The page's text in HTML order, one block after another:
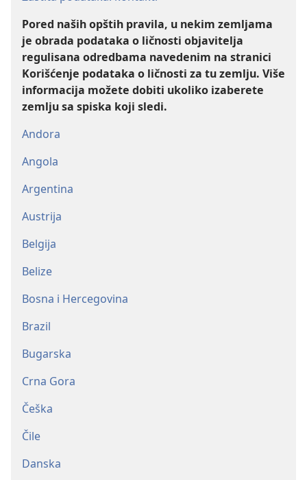
Pored naših opštih pravila, u nekim zemljama
je obrada podataka o ličnosti objavitelja
regulisana odredbama navedenim na stranici
Korišćenje podataka o ličnosti za tu zemlju. Više
informacija možete dobiti ukoliko izaberete
zemlju sa spiska koji sledi.
Andora
Angola
Argentina
Austrija
Belgija
Belize
Bosna i Hercegovina
Brazil
Bugarska
Crna Gora
Češka
Čile
Danska